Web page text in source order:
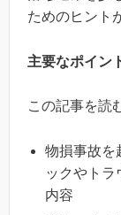
ためのヒント
主要なポイン
この記事を読
物損事故を
ックやトラ
内容